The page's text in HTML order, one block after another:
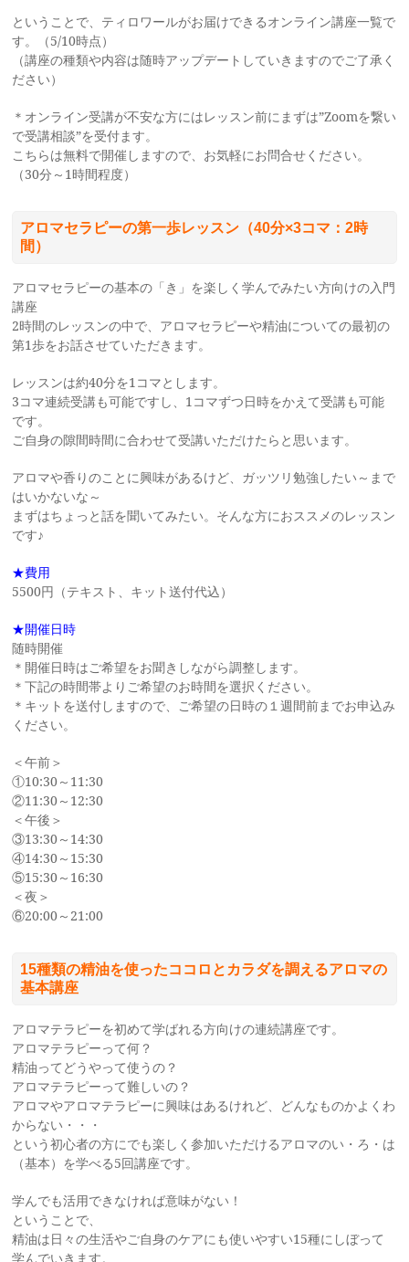
ということで、ティロワールがお届けできるオンライン講座一覧で
す。（5/10時点）
（講座の種類や内容は随時アップデートしていきますのでご了承く
ださい）
＊オンライン受講が不安な方にはレッスン前にまずは”Zoomを繋い
で受講相談”を受付ます。
こちらは無料で開催しますので、お気軽にお問合せください。
（30分～1時間程度）
アロマセラピーの第一歩レッスン（40分×3コマ：2時
間）
アロマセラピーの基本の「き」を楽しく学んでみたい方向けの入門
講座
2時間のレッスンの中で、アロマセラピーや精油についての最初の
第1歩をお話させていただきます。
レッスンは約40分を1コマとします。
3コマ連続受講も可能ですし、1コマずつ日時をかえて受講も可能
です。
ご自身の隙間時間に合わせて受講いただけたらと思います。
アロマや香りのことに興味があるけど、ガッツリ勉強したい～まで
はいかないな～
まずはちょっと話を聞いてみたい。そんな方におススメのレッスン
です♪
★費用
5500円（テキスト、キット送付代込）
★開催日時
随時開催
＊開催日時はご希望をお聞きしながら調整します。
＊下記の時間帯よりご希望のお時間を選択ください。
＊キットを送付しますので、ご希望の日時の１週間前までお申込み
ください。
＜午前＞
①10:30～11:30
②11:30～12:30
＜午後＞
③13:30～14:30
④14:30～15:30
⑤15:30～16:30
＜夜＞
⑥20:00～21:00
15種類の精油を使ったココロとカラダを調えるアロマの
基本講座
アロマテラピーを初めて学ばれる方向けの連続講座です。
アロマテラピーって何？
精油ってどうやって使うの？
アロマテラピーって難しいの？
アロマやアロマテラピーに興味はあるけれど、どんなものかよくわ
からない・・・
という初心者の方にでも楽しく参加いただけるアロマのい・ろ・は
（基本）を学べる5回講座です。
学んでも活用できなければ意味がない！
ということで、
精油は日々の生活やご自身のケアにも使いやすい15種にしぼって
学んでいきます。